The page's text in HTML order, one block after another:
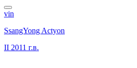
vin
SsangYong Actyon
II 2011 г.в.